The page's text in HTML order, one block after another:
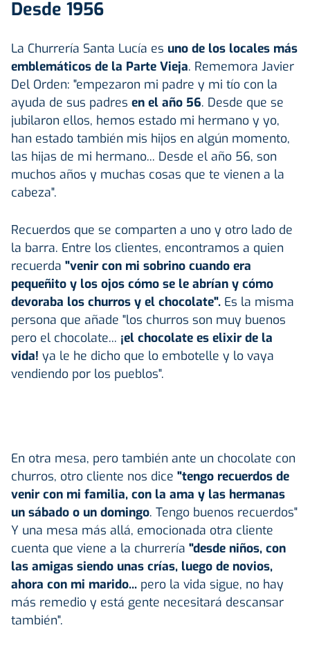
Desde 1956
La Churrería Santa Lucía es uno de los locales más
emblemáticos de la Parte Vieja. Rememora Javier
Del Orden: "empezaron mi padre y mi tío con la
ayuda de sus padres en el año 56. Desde que se
jubilaron ellos, hemos estado mi hermano y yo,
han estado también mis hijos en algún momento,
las hijas de mi hermano... Desde el año 56, son
muchos años y muchas cosas que te vienen a la
cabeza".
Recuerdos que se comparten a uno y otro lado de
la barra. Entre los clientes, encontramos a quien
recuerda "venir con mi sobrino cuando era
pequeñito y los ojos cómo se le abrían y cómo
devoraba los churros y el chocolate". Es la misma
persona que añade "los churros son muy buenos
pero el chocolate... ¡el chocolate es elixir de la
vida! ya le he dicho que lo embotelle y lo vaya
vendiendo por los pueblos".
En otra mesa, pero también ante un chocolate con
churros, otro cliente nos dice "tengo recuerdos de
venir con mi familia, con la ama y las hermanas
un sábado o un domingo. Tengo buenos recuerdos"
Y una mesa más allá, emocionada otra cliente
cuenta que viene a la churrería "desde niños, con
las amigas siendo unas crías, luego de novios,
ahora con mi marido... pero la vida sigue, no hay
más remedio y está gente necesitará descansar
también".